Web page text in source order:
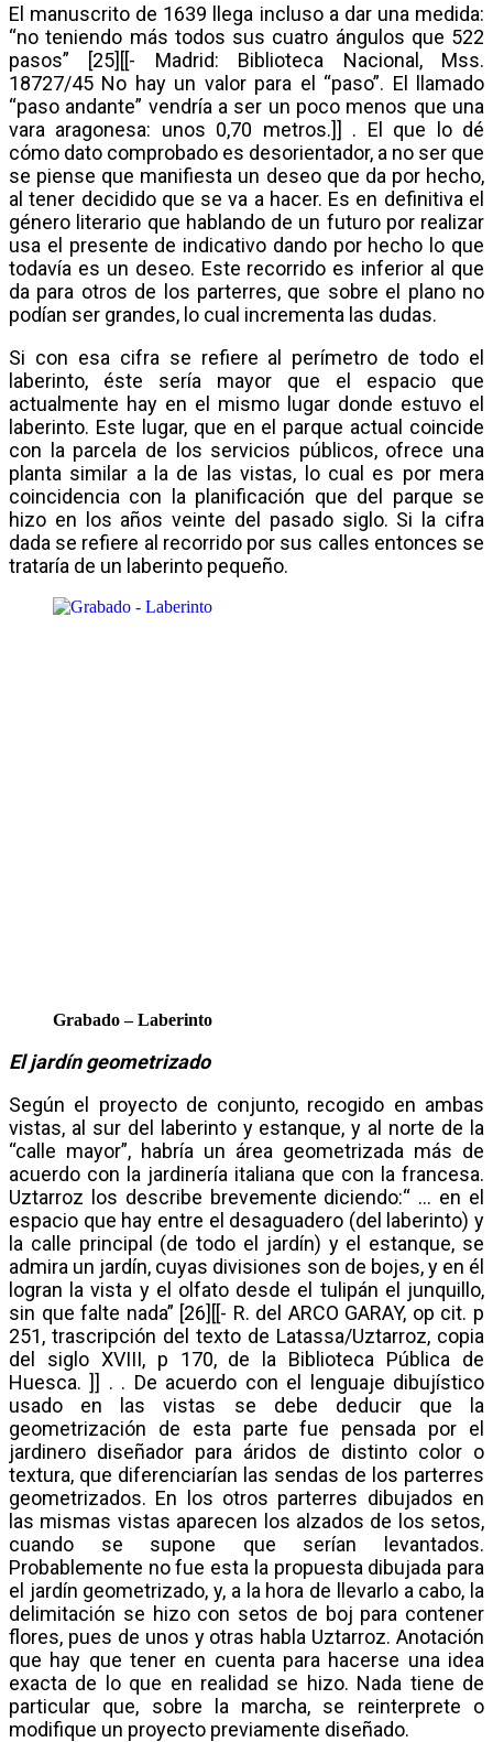
El manuscrito de 1639 llega incluso a dar una medida:
“no teniendo más todos sus cuatro ángulos que 522
pasos” [25][[- Madrid: Biblioteca Nacional, Mss.
18727/45 No hay un valor para el “paso”. El llamado
“paso andante” vendría a ser un poco menos que una
vara aragonesa: unos 0,70 metros.]] . El que lo dé
cómo dato comprobado es desorientador, a no ser que
se piense que manifiesta un deseo que da por hecho,
al tener decidido que se va a hacer. Es en definitiva el
género literario que hablando de un futuro por realizar
usa el presente de indicativo dando por hecho lo que
todavía es un deseo. Este recorrido es inferior al que
da para otros de los parterres, que sobre el plano no
podían ser grandes, lo cual incrementa las dudas.
Si con esa cifra se refiere al perímetro de todo el
laberinto, éste sería mayor que el espacio que
actualmente hay en el mismo lugar donde estuvo el
laberinto. Este lugar, que en el parque actual coincide
con la parcela de los servicios públicos, ofrece una
planta similar a la de las vistas, lo cual es por mera
coincidencia con la planificación que del parque se
hizo en los años veinte del pasado siglo. Si la cifra
dada se refiere al recorrido por sus calles entonces se
trataría de un laberinto pequeño.
Grabado – Laberinto
El jardín geometrizado
Según el proyecto de conjunto, recogido en ambas
vistas, al sur del laberinto y estanque, y al norte de la
“calle mayor”, habría un área geometrizada más de
acuerdo con la jardinería italiana que con la francesa.
Uztarroz los describe brevemente diciendo:“ … en el
espacio que hay entre el desaguadero (del laberinto) y
la calle principal (de todo el jardín) y el estanque, se
admira un jardín, cuyas divisiones son de bojes, y en él
logran la vista y el olfato desde el tulipán el junquillo,
sin que falte nada” [26][[- R. del ARCO GARAY, op cit. p
251, trascripción del texto de Latassa/Uztarroz, copia
del siglo XVIII, p 170, de la Biblioteca Pública de
Huesca. ]] . . De acuerdo con el lenguaje dibujístico
usado en las vistas se debe deducir que la
geometrización de esta parte fue pensada por el
jardinero diseñador para áridos de distinto color o
textura, que diferenciarían las sendas de los parterres
geometrizados. En los otros parterres dibujados en
las mismas vistas aparecen los alzados de los setos,
cuando se supone que serían levantados.
Probablemente no fue esta la propuesta dibujada para
el jardín geometrizado, y, a la hora de llevarlo a cabo, la
delimitación se hizo con setos de boj para contener
flores, pues de unos y otras habla Uztarroz. Anotación
que hay que tener en cuenta para hacerse una idea
exacta de lo que en realidad se hizo. Nada tiene de
particular que, sobre la marcha, se reinterprete o
modifique un proyecto previamente diseñado.